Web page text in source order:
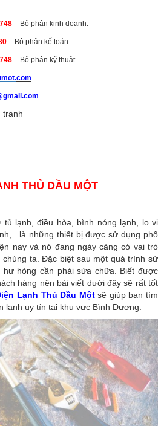
– Bộ phận kinh doanh.
– Bộ phận kế toán
– Bộ phận kỹ thuật
com
tranh
THỦ DẦU MỘT
tủ lạnh, điều hòa, bình nóng lạnh, lo vi
là những thiết bị được sử dụng phổ
nay và nó đang ngày càng có vai trò
ta. Đặc biệt sau một quá trình sử
hư hỏng cần phải sửa chữa. Biết được
hàng nên bài viết dưới đây sẽ rất tốt
Lạnh Thủ Dầu Một sẽ giúp bạn tìm
lạnh uy tín tại khu vực Bình Dương.